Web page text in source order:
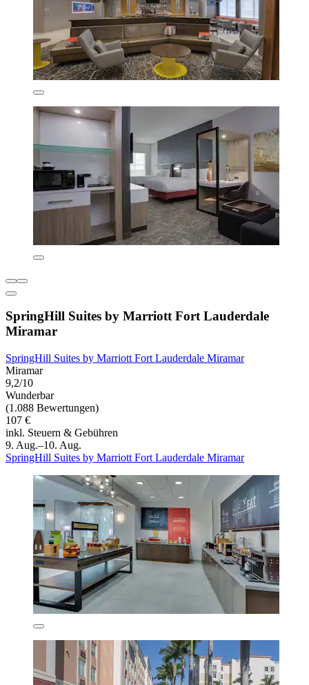
SpringHill Suites by Marriott Fort Lauderdale
Miramar
SpringHill Suites by Marriott Fort Lauderdale Miramar
Miramar
9,2/10
Wunderbar
(1.088 Bewertungen)
107 €
inkl. Steuern & Gebühren
9. Aug.–10. Aug.
SpringHill Suites by Marriott Fort Lauderdale Miramar